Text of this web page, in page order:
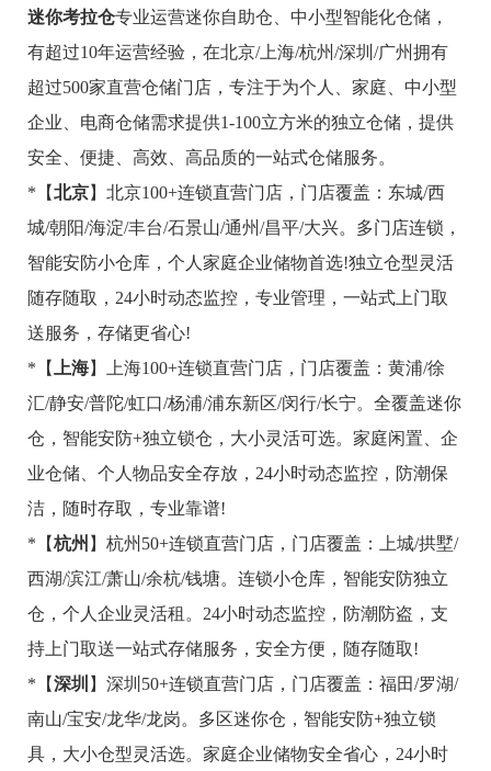
迷你考拉仓专业运营迷你自助仓、中小型智能化仓储，
有超过10年运营经验，在北京/上海/杭州/深圳/广州拥有
超过500家直营仓储门店，专注于为个人、家庭、中小型
企业、电商仓储需求提供1-100立方米的独立仓储，提供
安全、便捷、高效、高品质的一站式仓储服务。
*【北京】北京100+连锁直营门店，门店覆盖：东城/西
城/朝阳/海淀/丰台/石景山/通州/昌平/大兴。多门店连锁，
智能安防小仓库，个人家庭企业储物首选!独立仓型灵活
随存随取，24小时动态监控，专业管理，一站式上门取
送服务，存储更省心!
*【
上海】上海100+连锁直营门店，门店覆盖：黄浦/徐
汇/静安/普陀/虹口/杨浦/浦东新区/闵行/长宁。全覆盖迷你
仓，智能安防+独立锁仓，大小灵活可选。家庭闲置、企
业仓储、个人物品安全存放，24小时动态监控，防潮保
洁，随时存取，专业靠谱!
*【杭州 】杭州50+连锁直营门店，门店覆盖：上城/拱墅/
西湖/滨江/萧山/余杭/钱塘。连锁小仓库，智能安防独立
仓，个人企业灵活租。24小时动态监控，防潮防盗，支
持上门取送一站式存储服务，安全方便，随存随取!
*【深圳 】深圳50+连锁直营门店，门店覆盖：福田/罗湖/
南山/宝安/龙华/龙岗。多区迷你仓，智能安防+独立锁
具，大小仓型灵活选。家庭企业储物安全省心，24小时